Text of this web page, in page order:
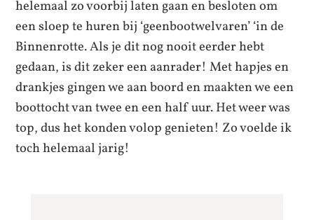
helemaal zo voorbij laten gaan en besloten om
een sloep te huren bij ‘geenbootwelvaren’ ‘in de
Binnenrotte. Als je dit nog nooit eerder hebt
gedaan, is dit zeker een aanrader! Met hapjes en
drankjes gingen we aan boord en maakten we een
boottocht van twee en een half uur. Het weer was
top, dus het konden volop genieten! Zo voelde ik
toch helemaal jarig!